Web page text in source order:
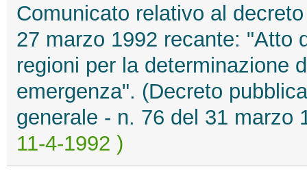
Comunicato relativo al
27 marzo 1992 recante: "Atto
regioni per la determinazione
emergenza". (Decreto
generale - n. 76 del 31 marzo
11-4-1992 )